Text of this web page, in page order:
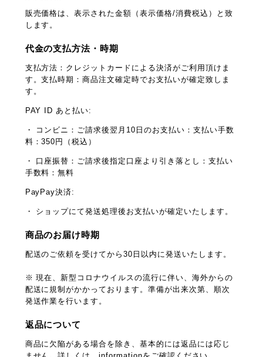
販売価格は、表示された金額（表示価格/消費税込）と致
します。
代金の支払方法・時期
支払方法：クレジットカードによる決済がご利用頂けま
す。支払時期：商品注文確定時でお支払いが確定致しま
す。
PAY ID あと払い:
・ コンビニ：ご請求後翌月10日のお支払い：支払い手数
料：350円（税込）
・ 口座振替：ご請求後指定口座より引き落とし：支払い
手数料：無料
PayPay決済:
・ ショップにて発送処理後お支払いが確定いたします。
商品のお届け時期
配送のご依頼を受けてから30日以内に発送いたします。
※ 現在、新型コロナウイルスの流行に伴い、海外からの
配送に規制がかかっております。準備が出来次第、順次
発送作業を行います。
返品について
商品に欠陥がある場合を除き、基本的には返品には応じ